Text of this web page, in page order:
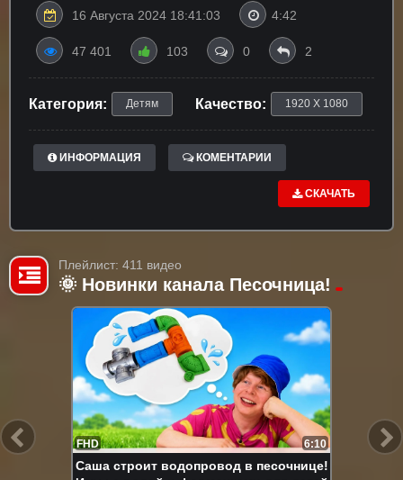
16 Августа 2024 18:41:03 4:42
47 401 103 0 2
Категория: Детям Качество: 1920 X 1080
ИНФОРМАЦИЯ КОМЕНТАРИИ
СКАЧАТЬ
Плейлист: 411 видео
🌞 Новинки канала Песочница!
FHD 6:10
Саша строит водопровод в песочнице!